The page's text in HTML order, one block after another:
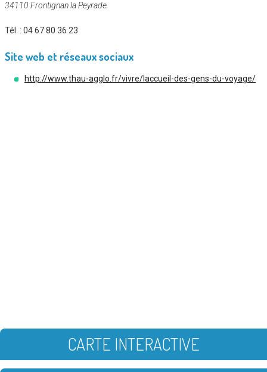
34110 Frontignan la Peyrade
Tél. : 04 67 80 36 23
Site web et réseaux sociaux
http://www.thau-agglo.fr/vivre/laccueil-des-gens-du-voyage/
CARTE INTERACTIVE